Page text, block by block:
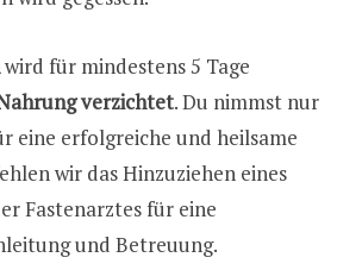
wird für mindestens 5 Tage
verzichtet. Du nimmst nur
eine erfolgreiche und heilsame
wir das Hinzuziehen eines
Fastenarztes für eine
und Betreuung.